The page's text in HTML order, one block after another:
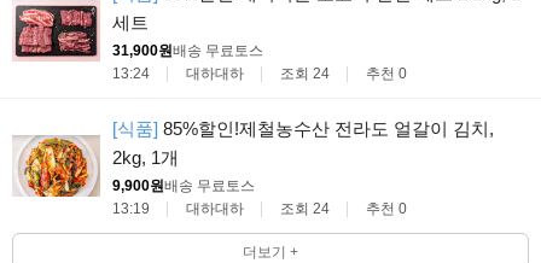
세트
31,900원배송 무료토스
13:24
대하대하 조회 24 추천 0
[식품] 85%할인!제철농수산 전라도 얼갈이 김치,
2kg, 1개
9,900원배송 무료토스
13:19
대하대하 조회 24 추천 0
더보기 +